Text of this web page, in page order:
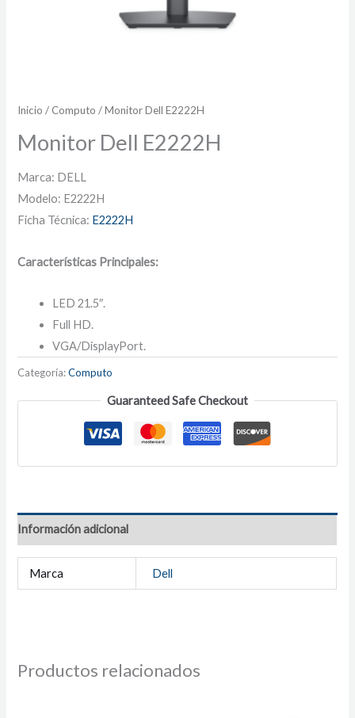
Inicio / Computo / Monitor Dell E2222H
Monitor Dell E2222H
Marca: DELL
Modelo: E2222H
Ficha Técnica: E2222H
Características Principales:
LED 21.5″.
Full HD.
VGA/DisplayPort.
Categoría:Computo
Guaranteed Safe Checkout
Información adicional
Marca Dell
Productos relacionados